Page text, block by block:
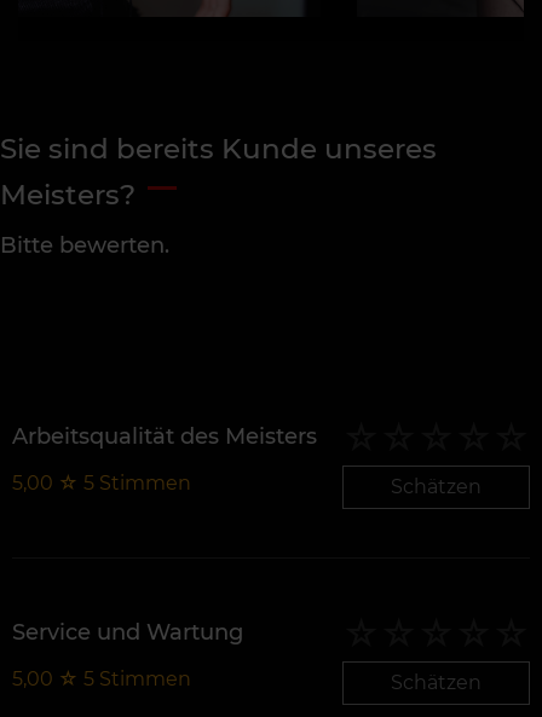
Sie sind bereits Kunde unseres
Meisters?
Bitte bewerten.
Arbeitsqualität des Meisters
5,00 ☆ 5 Stimmen Schätzen
Service und Wartung
5,00 ☆ 5 Stimmen Schätzen